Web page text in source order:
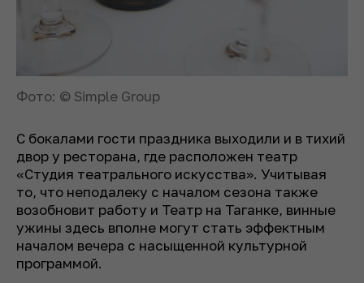
Фото: © Simple Group
С бокалами гости праздника выходили и в тихий
двор у ресторана, где расположен театр
«Студия театрального искусства». Учитывая
то, что неподалеку с началом сезона также
возобновит работу и Театр на Таганке, винные
ужины здесь вполне могут стать эффектным
началом вечера с насыщенной культурной
программой.